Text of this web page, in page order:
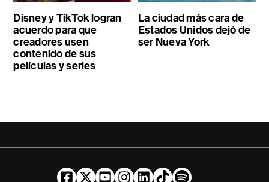
Disney y TikTok logran
acuerdo para que
creadores usen
contenido de sus
películas y series
La ciudad más cara de
Estados Unidos dejó de
ser Nueva York